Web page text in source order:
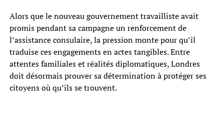
Alors que le nouveau gouvernement travailliste avait
promis pendant sa campagne un renforcement de
l’assistance consulaire, la pression monte pour qu’il
traduise ces engagements en actes tangibles. Entre
attentes familiales et réalités diplomatiques, Londres
doit désormais prouver sa détermination à protéger ses
citoyens où qu’ils se trouvent.